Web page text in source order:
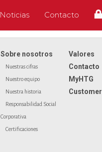
Noticias Contacto
Sobre nosotros
Nuestras cifras
Nuestro equipo
Nuestra historia
Responsabilidad Social
Corporativa
Certificaciones
Valores
Contacto
MyHTG
Customer